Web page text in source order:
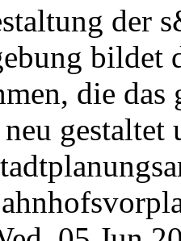
der
bildet
die das
gestaltet